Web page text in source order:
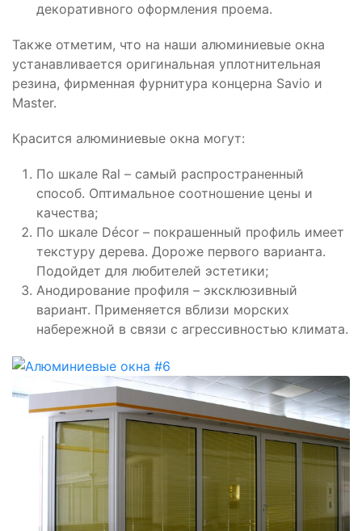
декоративного оформления проема.
Также отметим, что на наши алюминиевые окна
устанавливается оригинальная уплотнительная
резина, фирменная фурнитура концерна Savio и
Master.
Красится алюминиевые окна могут:
По шкале Ral – самый распространенный
способ. Оптимальное соотношение цены и
качества;
По шкале Décor – покрашенный профиль имеет
текстуру дерева. Дороже первого варианта.
Подойдет для любителей эстетики;
Анодирование профиля – эксклюзивный
вариант. Применяется вблизи морских
набережной в связи с агрессивностью климата.